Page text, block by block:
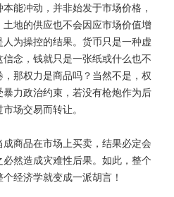
能冲动，并非始发于市场价格，
地的供应也不会因应市场价值增
为操控的结果。货币只是一种虚
念，钱就只是一张纸或什么也不
那权力是商品吗？当然不是，权
力政治约束，若没有枪炮作为后
场交易而转让。
商品在市场上买卖，结果必定会
然造成灾难性后果。如此，整个
经济学就变成一派胡言！